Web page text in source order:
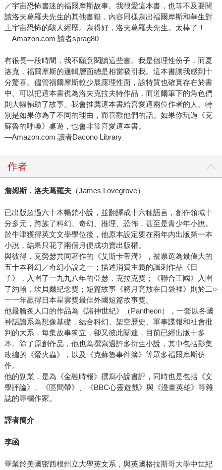
／宇宙恐怖書迷的福爾摩斯故事。我很愛這本書，也等不及要閱
讀洛夫葛羅夫先生的其他書籍，內容同樣寫出福爾摩斯和華生對
上宇宙恐怖的駭人經歷。寫得好，洛夫葛羅夫先生。太棒了！
—Amazon.com 讀者sprag80
有很長一段時間，我不願意閱讀這些書。我是個理性份子，而夏
洛克．福爾摩斯的邏輯層面總是相當吸引我。這本書讓我感到十
分驚喜。儘管福爾摩斯較少展露理性面，該特質也確實存在於書
中。可以把這本書視為洛夫克拉夫特作品，而道爾筆下的角色們
則大幅輔助了故事。我會推薦這本書給喜愛這兩位作者的人。特
別是如果你為了不同的理由，而喜歡他們的話。如果你玩過《克
蘇魯的呼喚》桌遊，也會非常喜愛這本書。
—Amazon.com 讀者Dacono Library
作者
詹姆斯．洛夫葛羅夫（James Lovegrove）
已出版超過六十本暢銷小說，並翻譯成十六種語言，創作領域十
分多元，跨族了科幻、奇幻、推理、恐怖，甚至是青少年小說。
於牛津獲得英文文學學位後，他原本設定要在兩年內出版第一本
小說，結果只花了兩個月便成功賣出版權。
與彼得．克勞瑟共同著作的《艾斯卡帝溝》，被票選為最偉大的
五十本科幻／奇幻小說之一；描述消費主義的諷刺作品《日
子》，入圍了一九九八年的亞瑟．克拉克獎；《聯合王國》入圍
了約翰．坎貝爾紀念獎；短篇故事《將月亮放在口袋裡》則於二○
一一年贏得日本星雲獎最佳外國短篇故事獎。
他最膾炙人口的作品為《諸神世紀》（Pantheon），一套以各國
神話譜系為想像基礎，結合科幻、架空歷史、軍事諜報和社會批
判的大系，每集故事獨立，卻又彼此關連，目前已經出版十多
本。除了原創作品，他也為撰寫過許多衍生小說，其中包括影集
改編的《螢火蟲》，以及《克蘇魯事件簿》等眾多福爾摩斯仿
作。
他的副業，是為《金融時報》撰寫小說書評，同時也是包括《文
學評論》、《區間帶》、《BBC心靈遊戲》與《漫畫英雄》等雜
誌的專欄作家。
譯者簡介
李函
畢業於美國密西根州立大學英文系，與英國格拉斯哥大學中世紀